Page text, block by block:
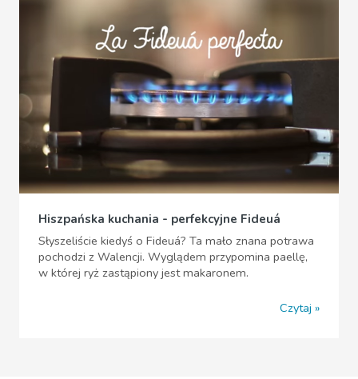
Hiszpańska kuchania - perfekcyjne Fideuá
Słyszeliście kiedyś o Fideuá? Ta mało znana potrawa
pochodzi z Walencji. Wyglądem przypomina paellę,
w której ryż zastąpiony jest makaronem.
Czytaj